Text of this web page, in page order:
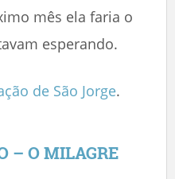
mês ela faria o
esperando.
de São Jorge.
– O MILAGRE